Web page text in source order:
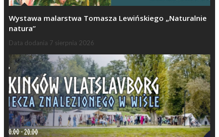
Wystawa malarstwa Tomasza Lewińskiego „Naturalnie
natura”
Data dodania 7 sierpnia 2026